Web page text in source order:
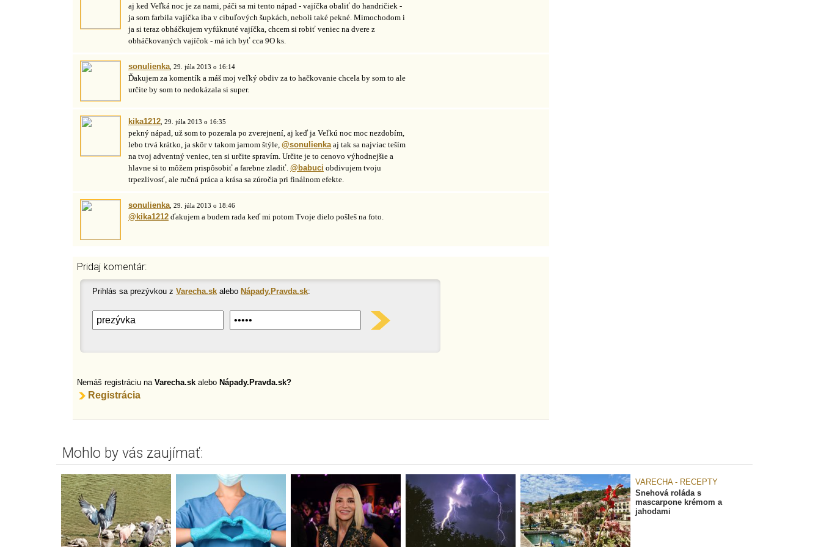
aj ked Veľká noc je za nami, páči sa mi tento nápad - vajíčka obaliť do handričiek -
ja som farbila vajíčka iba v cibuľových šupkách, neboli také pekné. Mimochodom i
ja si teraz obháčkujem vyfúknuté vajíčka, chcem si robiť veniec na dvere z
obháčkovaných vajíčok - má ich byť cca 9O ks.
sonulienka , 29. júla 2013 o 16:14
Ďakujem za komentík a máš moj veľký obdiv za to hačkovanie chcela by som to ale
určite by som to nedokázala si super.
kika1212 , 29. júla 2013 o 16:35
pekný nápad, už som to pozerala po zverejnení, aj keď ja Veľkú noc moc nezdobím,
lebo trvá krátko, ja skôr v takom jarnom štýle, @sonulienkaaj tak sa najviac teším
na tvoj adventný veniec, ten si určite spravím. Určite je to cenovo výhodnejšie a
hlavne si to môžem prispôsobiť a farebne zladiť. @babuci obdivujem tvoju
trpezlivosť, ale ručná práca a krása sa zúročia pri finálnom efekte.
sonulienka , 29. júla 2013 o 18:46
@kika1212 ďakujem a budem rada keď mi potom Tvoje dielo pošleš na foto.
Pridaj komentár:
Prihlás sa prezývkou z Varecha.sk alebo Nápady.Pravda.sk:
Nemáš registráciu na Varecha.sk alebo Nápady.Pravda.sk?
Registrácia
Mohlo by vás zaujímať:
VARECHA - RECEPTY
Snehová roláda s
mascarpone krémom a
jahodami